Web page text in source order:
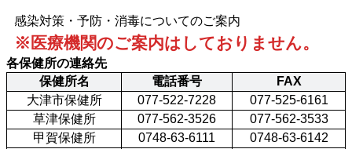
感染対策・予防・消毒についてのご案内
※医療機関のご案内はしておりません。
各保健所の連絡先
保健所名
電話番号
FAX
大津市保健所
077-522-7228
077-525-6161
草津保健所
077-562-3526
077-562-3533
甲賀保健所
0748-63-6111
0748-63-6142